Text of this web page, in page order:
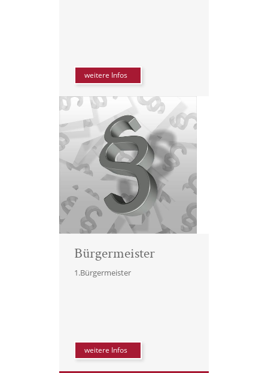
weitere Infos
Bürgermeister
1.Bürgermeister
weitere Infos